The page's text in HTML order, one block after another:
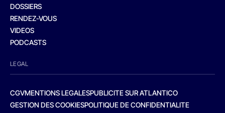
DOSSIERS
RENDEZ-VOUS
VIDEOS
PODCASTS
LEGAL
CGVMENTIONS LEGALESPUBLICITE SUR ATLANTICO
GESTION DES COOKIESPOLITIQUE DE CONFIDENTIALITE